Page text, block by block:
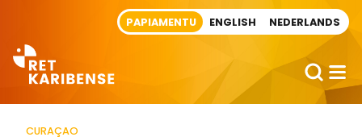
PAPIAMENTU ENGLISH NEDERLANDS
CURAÇAO